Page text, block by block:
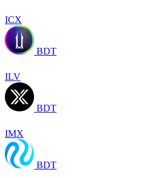
ICX
BDT
ILV
BDT
IMX
BDT